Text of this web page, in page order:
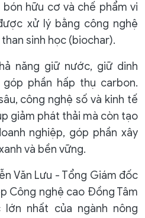
hữu cơ và chế phẩm vi
xử lý bằng công nghệ
sinh học (biochar).
năng giữ nước, giữ dinh
phần hấp thụ carbon.
công nghệ số và kinh tế
giảm phát thải mà còn tạo
nghiệp, góp phần xây
và bền vững.
Văn Lưu - Tổng Giám đốc
Công nghệ cao Đồng Tâm
lớn nhất của ngành nông